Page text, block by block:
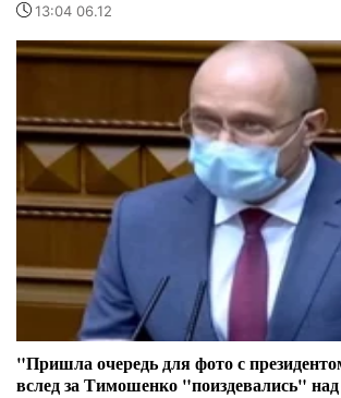
13:04 06.12
"Пришла очередь для фото с
вслед за Тимошенко "поиздевались"